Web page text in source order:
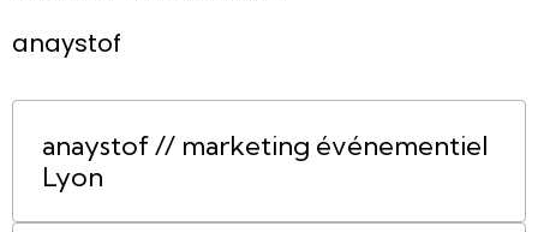
anaystof
anaystof // marketing événementiel
Lyon